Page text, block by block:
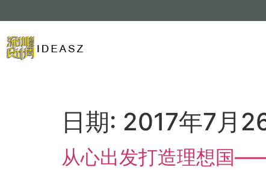
日期: 2017年7月
从心出发打造理想国